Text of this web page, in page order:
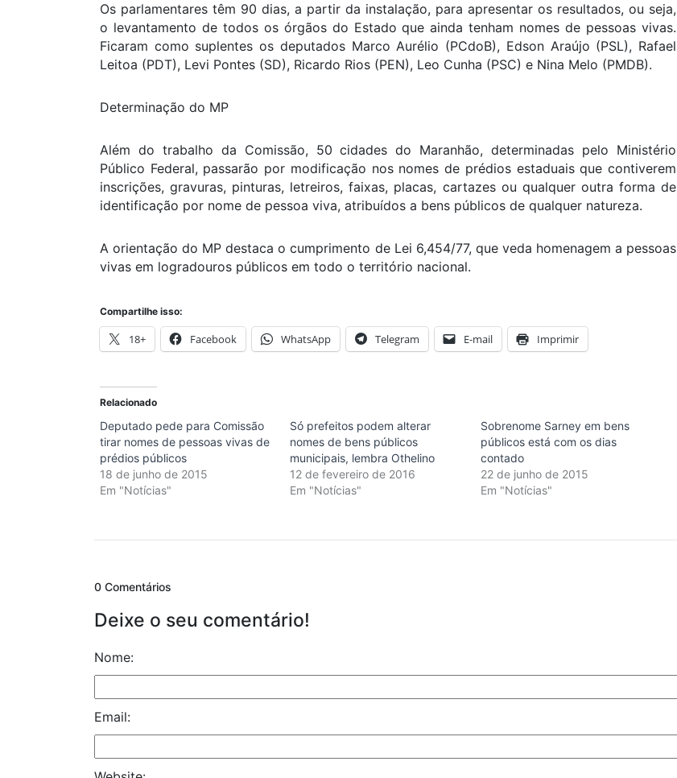
Os parlamentares têm 90 dias, a partir da instalação, para apresentar os resultados, ou seja,
o levantamento de todos os órgãos do Estado que ainda tenham nomes de pessoas vivas.
Ficaram como suplentes os deputados Marco Aurélio (PCdoB), Edson Araújo (PSL), Rafael
Leitoa (PDT), Levi Pontes (SD), Ricardo Rios (PEN), Leo Cunha (PSC) e Nina Melo (PMDB).
Determinação do MP
Além do trabalho da Comissão, 50 cidades do Maranhão, determinadas pelo Ministério
Público Federal, passarão por modificação nos nomes de prédios estaduais que contiverem
inscrições, gravuras, pinturas, letreiros, faixas, placas, cartazes ou qualquer outra forma de
identificação por nome de pessoa viva, atribuídos a bens públicos de qualquer natureza.
A orientação do MP destaca o cumprimento de Lei 6,454/77, que veda homenagem a pessoas
vivas em logradouros públicos em todo o território nacional.
Compartilhe isso:
18+ Facebook WhatsApp Telegram E-mail Imprimir
Relacionado
Deputado pede para Comissão
tirar nomes de pessoas vivas de
prédios públicos
18 de junho de 2015
Em "Notícias"
Só prefeitos podem alterar
nomes de bens públicos
municipais, lembra Othelino
12 de fevereiro de 2016
Em "Notícias"
Sobrenome Sarney em bens
públicos está com os dias
contado
22 de junho de 2015
Em "Notícias"
0 Comentários
Deixe o seu comentário!
Nome:
Email: